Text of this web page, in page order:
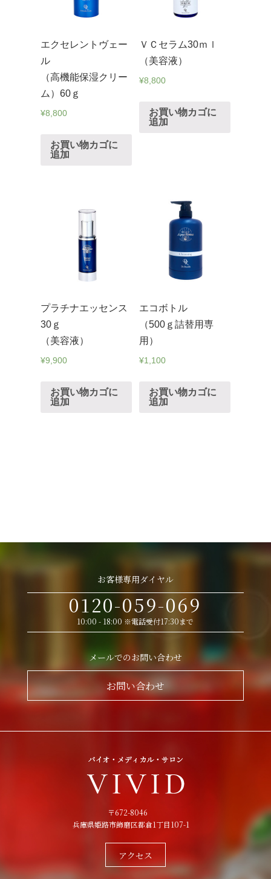
エクセレントヴェー
ル
（高機能保湿クリー
ム）60ｇ
¥8,800
お買い物カゴに
追加
ＶＣセラム30ｍｌ
（美容液）
¥8,800
お買い物カゴに
追加
プラチナエッセンス
30ｇ
（美容液）
¥9,900
お買い物カゴに
追加
エコボトル
（500ｇ詰替用専
用）
¥1,100
お買い物カゴに
追加
お客様専用ダイヤル
0120-059-069
10:00 - 18:00 ※電話受付17:30まで
メールでのお問い合わせ
お問い合わせ
〒672-8046
兵庫県姫路市飾磨区都倉1丁目107-1
アクセス